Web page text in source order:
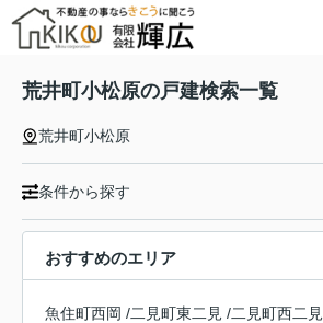
荒井町小松原の戸建検索一覧
荒井町小松原
条件から探す
おすすめのエリア
魚住町西岡 /二見町東二見 /二見町西二見